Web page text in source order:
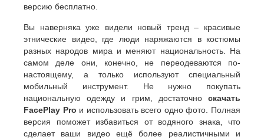
версию бесплатно.
Вы наверняка уже видели новый тренд – красивые
этнические видео, где люди наряжаются в костюмы
разных народов мира и меняют национальность. На
самом деле они, конечно, не переодеваются по-
настоящему, а только используют специальный
мобильный инструмент. Не нужно покупать
национальную одежду и грим, достаточно скачать
FacePlay Pro и использовать всего одно фото. Полная
версия поможет избавиться от водяного знака, что
сделает ваши видео ещё более реалистичными и